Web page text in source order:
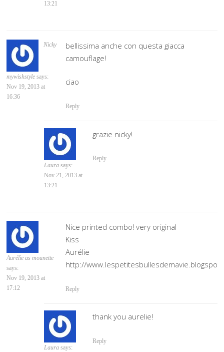
13:21
Nicky
mywishstyle says:
Nov 19, 2013 at
16:36
bellissima anche con questa giacca
camouflage!
ciao
Reply
Laura says:
Nov 21, 2013 at
13:21
grazie nicky!
Reply
Aurélie as mounette
says:
Nov 19, 2013 at
17:12
Nice printed combo! very original
Kiss
Aurélie
http://
Reply
Laura says:
thank you aurelie!
Reply